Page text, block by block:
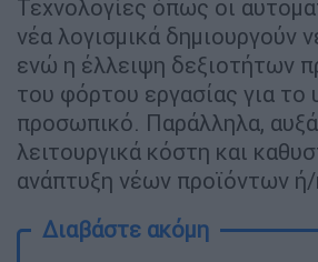
Τεχνολογίες όπως οι
νέα λογισμικά δημιουργούν
ενώ η έλλειψη δεξιοτήτων
του φόρτου εργασίας για το
προσωπικό. Παράλληλα,
λειτουργικά κόστη και
ανάπτυξη νέων προϊόντων
Διαβάστε ακόμη